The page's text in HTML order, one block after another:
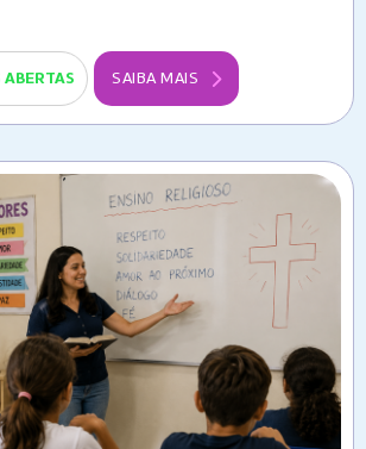
ABERTAS SAIBA MAIS